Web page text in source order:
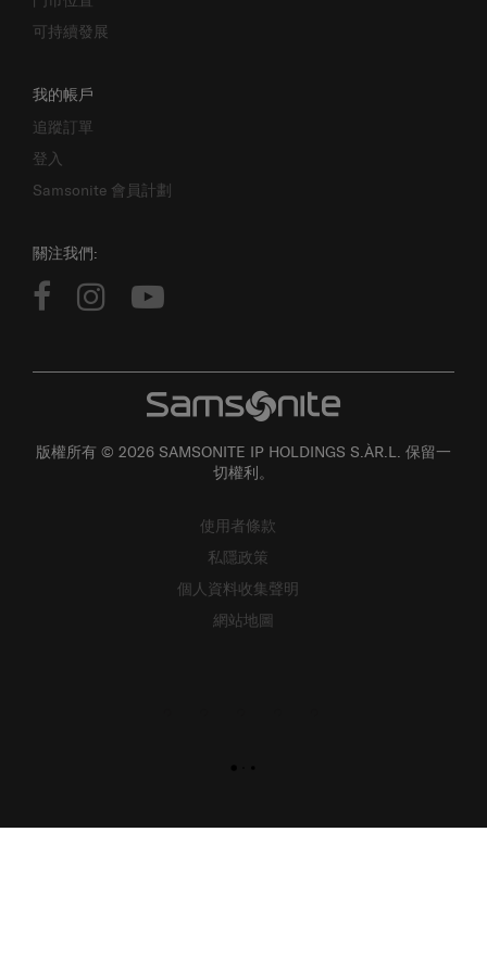
可持續發展
追蹤訂單
登入
Samsonite 會員計劃
切權利。
私隱政策
個人資料收集聲明
網站地圖